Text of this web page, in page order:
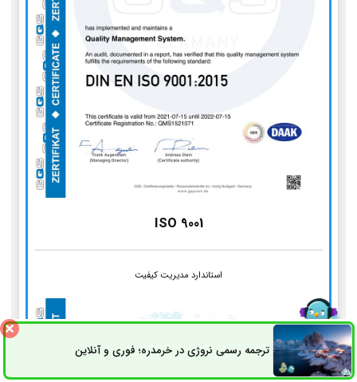
ISO 9001
استاندارد مدیریت کیفیت
ترجمه رسمی نروژی در خرمدره؛ فوری و آنلاینثبت سفارش راه های ارتباطی